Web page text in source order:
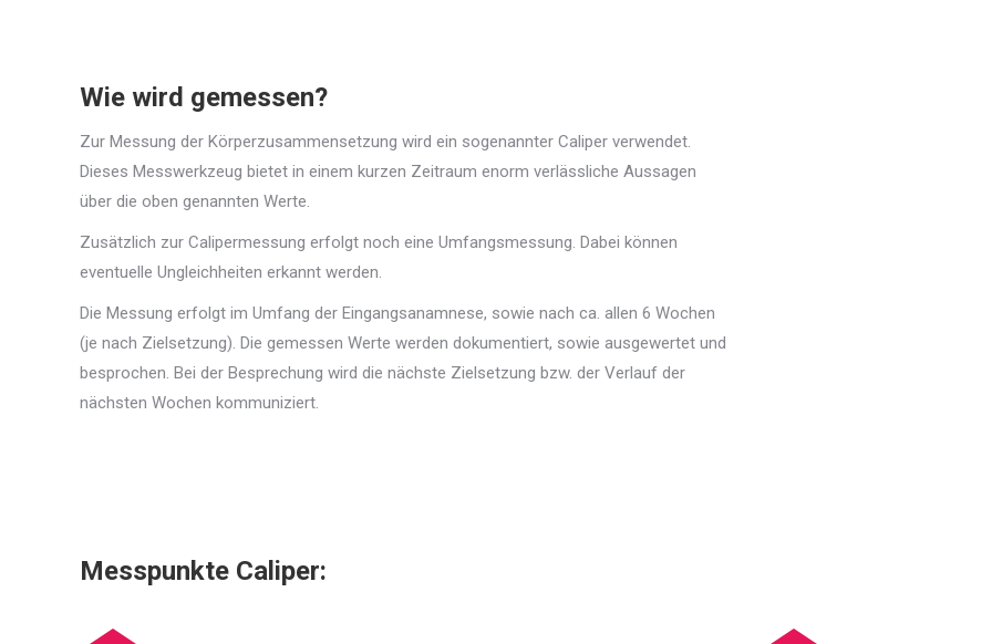
Wie wird gemessen?
Zur Messung der Körperzusammensetzung wird ein sogenannter Caliper verwendet.
Dieses Messwerkzeug bietet in einem kurzen Zeitraum enorm verlässliche Aussagen
über die oben genannten Werte.
Zusätzlich zur Calipermessung erfolgt noch eine Umfangsmessung. Dabei können
eventuelle Ungleichheiten erkannt werden.
Die Messung erfolgt im Umfang der Eingangsanamnese, sowie nach ca. allen 6 Wochen
(je nach Zielsetzung). Die gemessen Werte werden dokumentiert, sowie ausgewertet und
besprochen. Bei der Besprechung wird die nächste Zielsetzung bzw. der Verlauf der
nächsten Wochen kommuniziert.
Messpunkte Caliper: